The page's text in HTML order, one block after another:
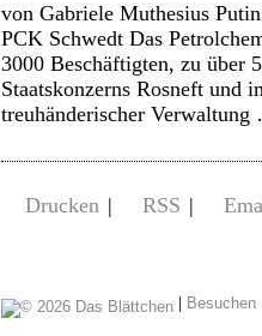
von Gabriele Muthesius
PCK Schwedt Das
3000 Beschäftigten, zu über
Staatskonzerns Rosneft und
treuhänderischer
Drucken | RSS |
|